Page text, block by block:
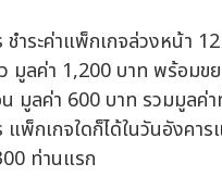
ำระค่าแพ็กเกจล่วงหน้า
ลค่า 1,200 บาท พร้อมขย
มูลค่า 600 บาท รวมมูล
พ็กเกจใดก็ได้ในวันอังคา
ท่านแรก